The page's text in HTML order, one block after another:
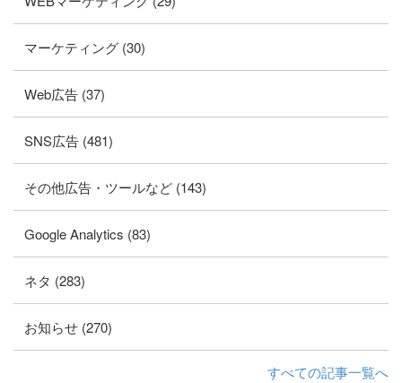
マーケティング (30)
Web広告 (37)
SNS広告 (481)
その他広告・ツールなど (143)
Google Analytics (83)
ネタ (283)
お知らせ (270)
すべての記事一覧へ